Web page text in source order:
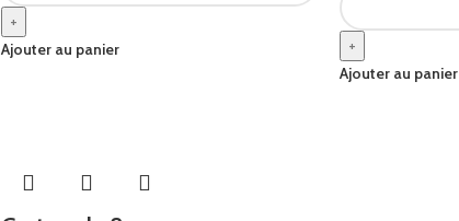
+
Ajouter au panier
+
Ajouter au panier